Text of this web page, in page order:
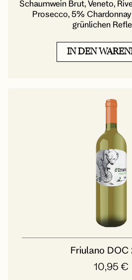
Schaumwein Brut, Veneto,
Prosecco, 5%
grünlichen
IN DEN
Friulano DOC
10,95 €